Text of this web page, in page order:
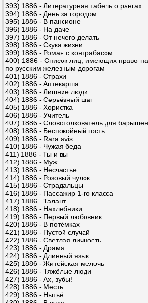
393) 1886 - Литературная табель о рангах
394) 1886 - День за городом
395) 1886 - В пансионе
396) 1886 - На даче
397) 1886 - От нечего делать
398) 1886 - Скука жизни
399) 1886 - Роман с контрабасом
400) 1886 - Список лиц, имеющих право
по русским железным дорогам
401) 1886 - Страхи
402) 1886 - Аптекарша
403) 1886 - Лишние люди
404) 1886 - Серьёзный шаг
405) 1886 - Хористка
406) 1886 - Учитель
407) 1886 - Словотолкователь для
408) 1886 - Беспокойный гость
409) 1886 - Rara avis
410) 1886 - Чужая беда
411) 1886 - Ты и вы
412) 1886 - Муж
413) 1886 - Несчастье
414) 1886 - Розовый чулок
415) 1886 - Страдальцы
416) 1886 - Пассажир 1-го класса
417) 1886 - Талант
418) 1886 - Нахлебники
419) 1886 - Первый любовник
420) 1886 - В потёмках
421) 1886 - Пустой случай
422) 1886 - Светлая личность
423) 1886 - Драма
424) 1886 - Длинный язык
425) 1886 - Житейская мелочь
426) 1886 - Тяжёлые люди
427) 1886 - Ах, зубы!
428) 1886 - Месть
429) 1886 - Нытьё